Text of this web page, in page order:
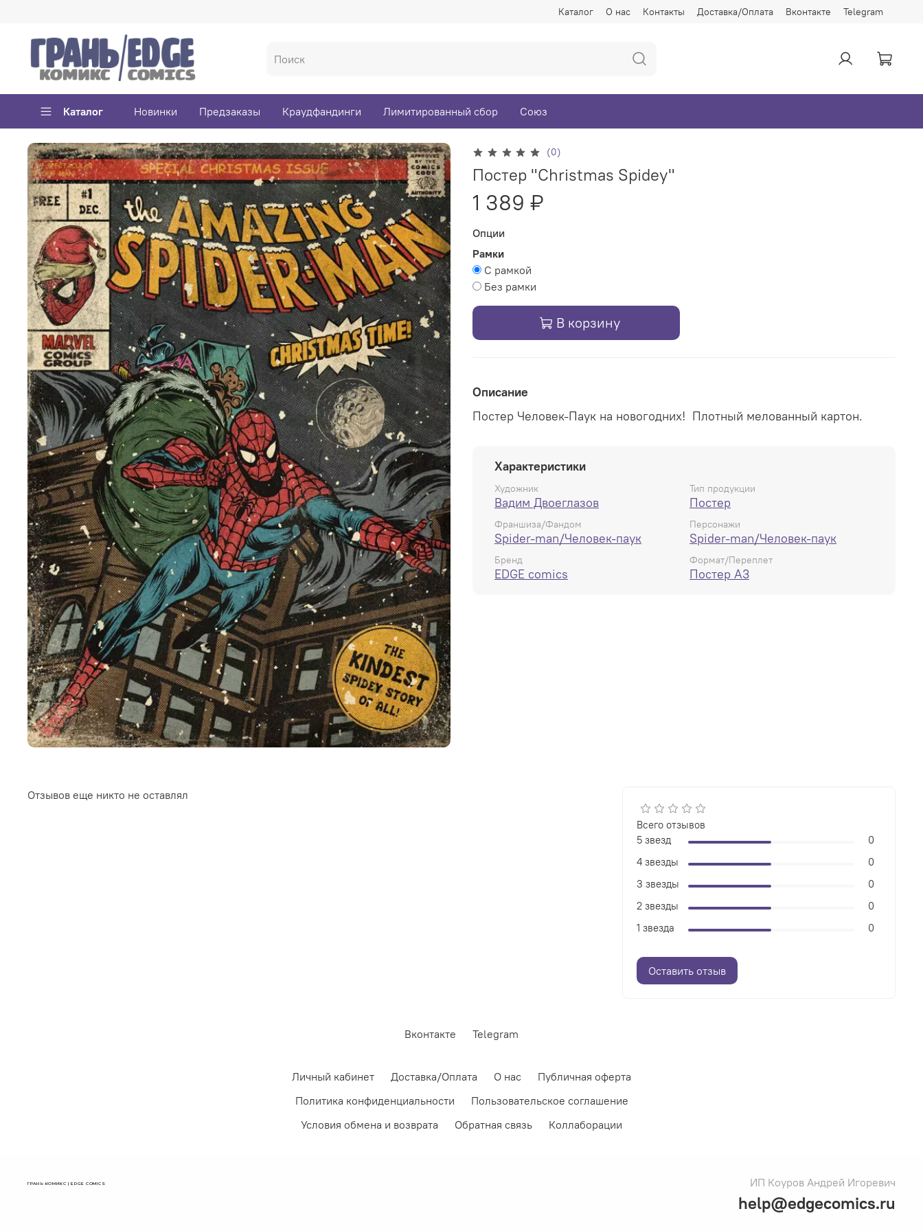
Каталог О нас Контакты Доставка/Оплата Вконтакте Telegram
Каталог Новинки Предзаказы Краудфандинги Лимитированный сбор Союз
(0)
Постер "Christmas Spidey"
1 389 ₽
Опции
Рамки
С рамкой
Без рамки
В корзину
Описание
Постер Человек-Паук на новогодних! Плотный мелованный картон.
Характеристики
Художник
Вадим Двоеглазов
Тип продукции
Постер
Франшиза/Фандом
Spider-man/Человек-паук
Персонажи
Spider-man/Человек-паук
Бренд
EDGE comics
Формат/Переплет
Постер А3
Отзывов еще никто не оставлял
Всего отзывов
5 звезд
0
4 звезды
0
3 звезды
0
2 звезды
0
1 звезда
0
Оставить отзыв
Вконтакте Telegram
Личный кабинет Доставка/Оплата О нас
Публичная оферта
Политика конфиденциальности
Пользовательское соглашение
Условия обмена и возврата
Обратная связь Коллаборации
ГРАНЬ КОМИКС | EDGE COMICS ИП Коуров Андрей Игоревич
help@edgecomics.ru